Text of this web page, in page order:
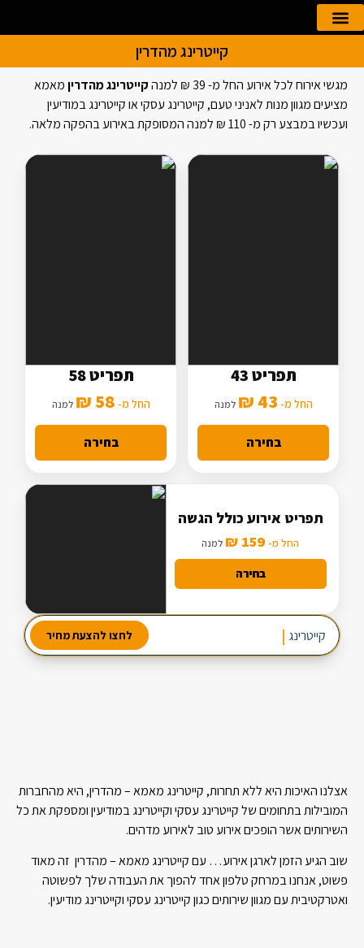
קייטרינג מהדרין
מגשי אירוח לכל אירוע החל מ- 39 ₪ למנה קייטרינג מהדריןמאמא
מציעים מגוון מנות לאניני טעם, קייטרינג עסקי או קייטרינג במודיעין
ועכשיו במבצע רק מ- 110 ₪ למנה המסופקת באירוע בהפקה מלאה.
2 תוספות
מנה עיקרית בסיסית
תפריט 43
החל מ- 43 ₪ למנה
בחירה
3 תוספות
מנה עיקרית מורחבת
תפריט 58
החל מ- 58 ₪ למנה
בחירה
מבחר עשיר של סלטים
2 מנות ביניים
תפריט אירוע כולל הגשה
החל מ- 159 ₪ למנה
בחירה
קייטרינג לחצו להצעת מחיר
אצלנו האיכות היא ללא תחרות, קייטרינג מאמא – מהדרין, היא מהחברות
המובילות בתחומים של קייטרינג עסקי וקייטרינג במודיעין ומספקת את כל
השירותים אשר הופכים אירוע טוב לאירוע מדהים.
שוב הגיע הזמן לארגן אירוע… עם קייטרינג מאמא – מהדרין זה מאוד
פשוט, אנחנו במרחק טלפון אחד להפוך את העבודה שלך לפשוטה
ואטרקטיבית עם מגוון שירותים כגון קייטרינג עסקי וקייטרינג מודיעין.